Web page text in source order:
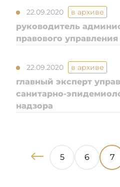
22.09.2020 в архиве
руководитель
правового управления
22.09.2020 в архиве
главный эксперт
санитарно-
надзора
5 6 7